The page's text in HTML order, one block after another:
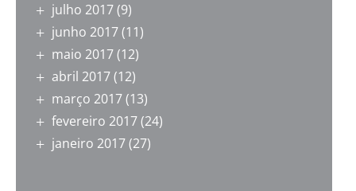
julho 2017(9)
junho 2017(11)
maio 2017(12)
abril 2017(12)
março 2017(13)
fevereiro 2017(24)
janeiro 2017(27)